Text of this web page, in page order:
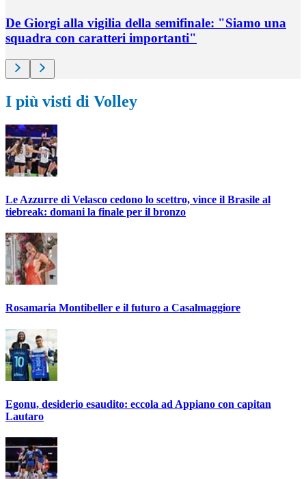
De Giorgi alla vigilia della semifinale: "Siamo una
squadra con caratteri importanti"
I più visti di Volley
Le Azzurre di Velasco cedono lo scettro, vince il Brasile al
tiebreak: domani la finale per il bronzo
Rosamaria Montibeller e il futuro a Casalmaggiore
Egonu, desiderio esaudito: eccola ad Appiano con capitan
Lautaro